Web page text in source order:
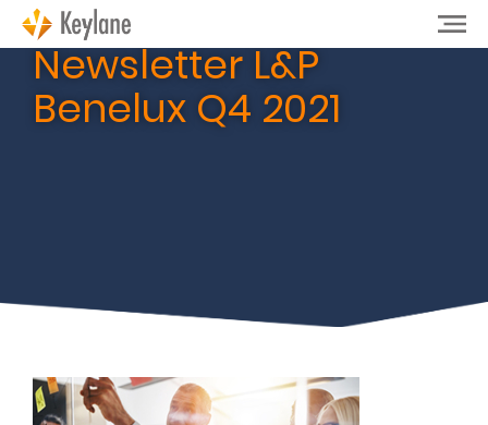
Newsletter L&P
Benelux Q4 2021